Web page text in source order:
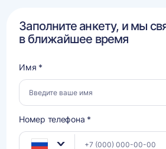
Заполните анкету, и мы
в ближайшее время
Имя *
Номер телефона *